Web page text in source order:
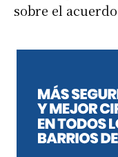
sobre el